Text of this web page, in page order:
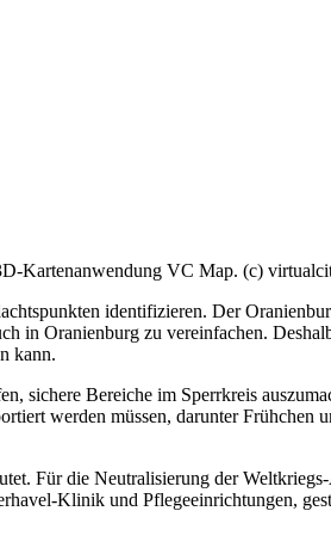
identifizieren. Der
in Oranienburg zu vereinfachen.
kann.
sichere Bereiche im Sperrkreis
werden müssen, darunter Frühchen
Für die Neutralisierung der
Klinik und Pflegeeinrichtungen,